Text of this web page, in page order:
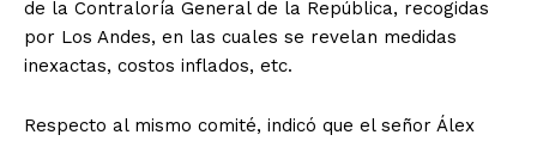
de la Contraloría General de la República, recogidas
por Los Andes, en las cuales se revelan medidas
inexactas, costos inflados, etc.
Respecto al mismo comité, indicó que el señor Álex